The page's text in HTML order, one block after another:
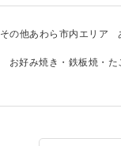
その他あわら市内エリア
お好み焼き・鉄板焼・た